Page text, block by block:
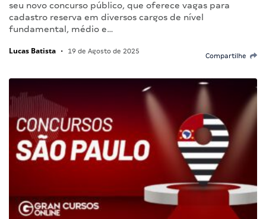
seu novo concurso público, que oferece vagas para
cadastro reserva em diversos cargos de nível
fundamental, médio e…
Lucas Batista • 19 de Agosto de 2025
Compartilhe